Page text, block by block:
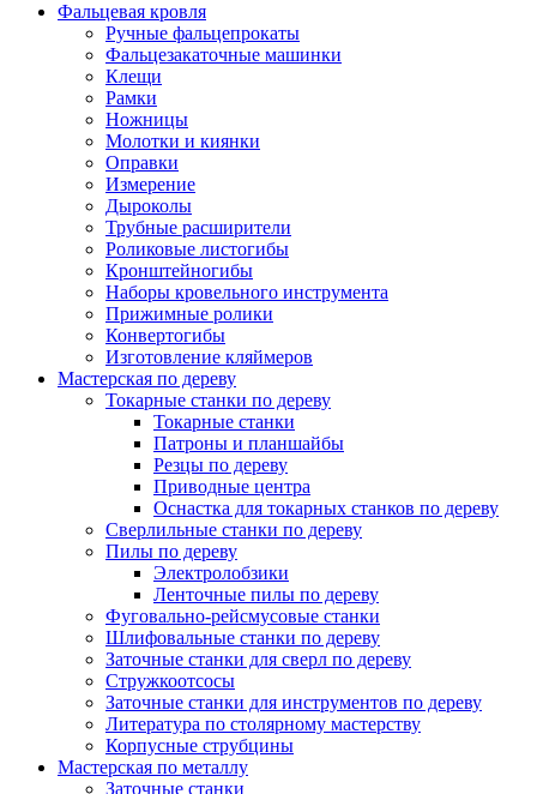
Фальцевая кровля
Ручные фальцепрокаты
Фальцезакаточные машинки
Клещи
Рамки
Ножницы
Молотки и киянки
Оправки
Измерение
Дыроколы
Трубные расширители
Роликовые листогибы
Кронштейногибы
Наборы кровельного инструмента
Прижимные ролики
Конвертогибы
Изготовление кляймеров
Мастерская по дереву
Токарные станки по дереву
Токарные станки
Патроны и планшайбы
Резцы по дереву
Приводные центра
Оснастка для токарных станков по дереву
Сверлильные станки по дереву
Пилы по дереву
Электролобзики
Ленточные пилы по дереву
Фуговально-рейсмусовые станки
Шлифовальные станки по дереву
Заточные станки для сверл по дереву
Стружкоотсосы
Заточные станки для инструментов по дереву
Литература по столярному мастерству
Корпусные струбцины
Мастерская по металлу
Заточные станки